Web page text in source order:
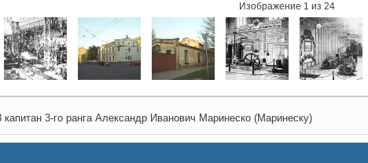
Изображение 1 из 24
3-го ранга Александр Иванович Маринеско (Маринеску)